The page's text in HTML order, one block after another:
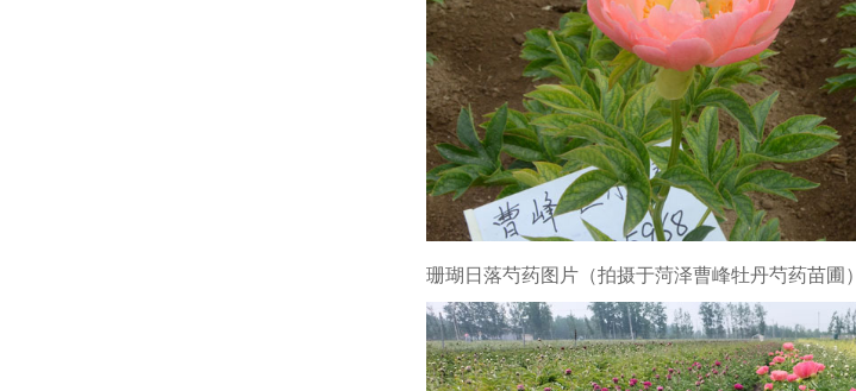
珊瑚日落芍药图片（拍摄于菏泽曹峰牡丹芍药苗圃）